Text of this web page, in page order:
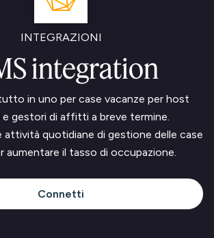
INTEGRAZIONI
integration
in uno per case vacanze per host
e gestori di affitti a breve termine.
attività quotidiane di gestione delle case
aumentare il tasso di occupazione.
Connetti